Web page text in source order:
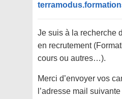
Je suis à la recherche
en recrutement
cours ou autres…).
Merci d’envoyer vos
l’adresse mail suivante